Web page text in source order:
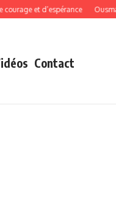
et d’espérance Ousmane
Contact